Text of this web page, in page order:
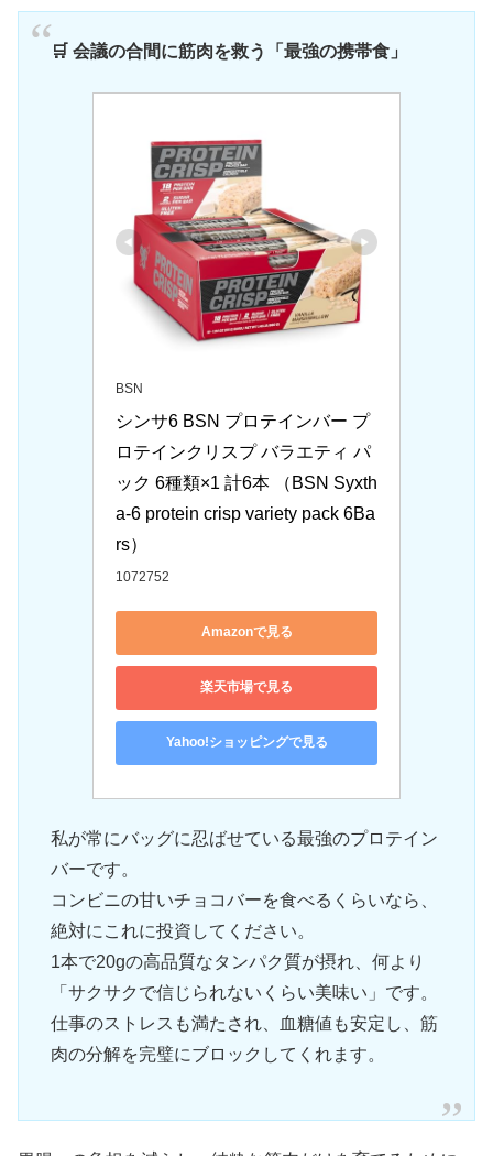
🛒 会議の合間に筋肉を救う「最強の携帯食」
BSN
シンサ6 BSN プロテインバー プ
ロテインクリスプ バラエティ パ
ック 6種類×1 計6本 （BSN Syxth
a-6 protein crisp variety pack 6Ba
rs）
1072752
Amazonで見る
楽天市場で見る
Yahoo!ショッピングで見る
私が常にバッグに忍ばせている最強のプロテイン
バーです。
コンビニの甘いチョコバーを食べるくらいなら、
絶対にこれに投資してください。
1本で20gの高品質なタンパク質が摂れ、何より
「サクサクで信じられないくらい美味い」です。
仕事のストレスも満たされ、血糖値も安定し、筋
肉の分解を完璧にブロックしてくれます。